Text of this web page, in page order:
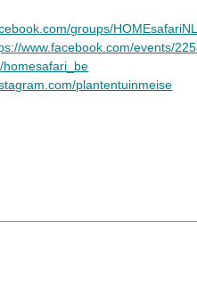
groups/
www.facebook.com/events/
homesafari_be
plantentuinmeise